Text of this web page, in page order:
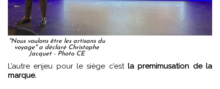
"Nous voulons être les artisans du
voyage" a déclaré Christophe
Jacquet - Photo CE
L’autre enjeu pour le siège c’est la premimusation de la
marque.